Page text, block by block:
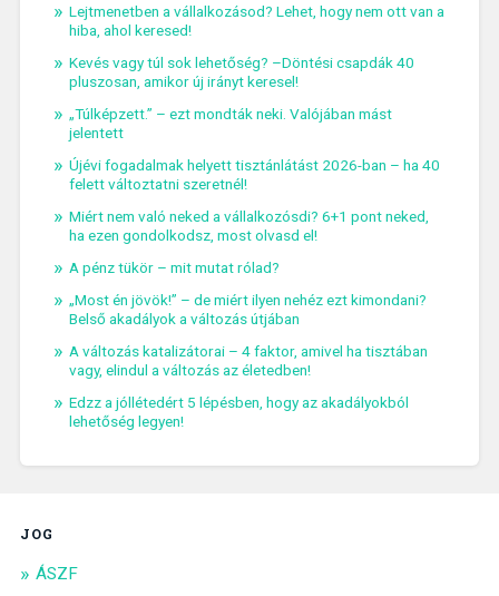
Lejtmenetben a vállalkozásod? Lehet, hogy nem ott van a
hiba, ahol keresed!
Kevés vagy túl sok lehetőség? –Döntési csapdák 40
pluszosan, amikor új irányt keresel!
„Túlképzett.” – ezt mondták neki. Valójában mást
jelentett
Újévi fogadalmak helyett tisztánlátást 2026-ban – ha 40
felett változtatni szeretnél!
Miért nem való neked a vállalkozósdi? 6+1 pont neked,
ha ezen gondolkodsz, most olvasd el!
A pénz tükör – mit mutat rólad?
„Most én jövök!” – de miért ilyen nehéz ezt kimondani?
Belső akadályok a változás útjában
A változás katalizátorai – 4 faktor, amivel ha tisztában
vagy, elindul a változás az életedben!
Edzz a jóllétedért 5 lépésben, hogy az akadályokból
lehetőség legyen!
JOG
ÁSZF